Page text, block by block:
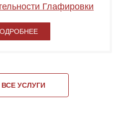
Глафировки
ВСЕ УСЛУГИ